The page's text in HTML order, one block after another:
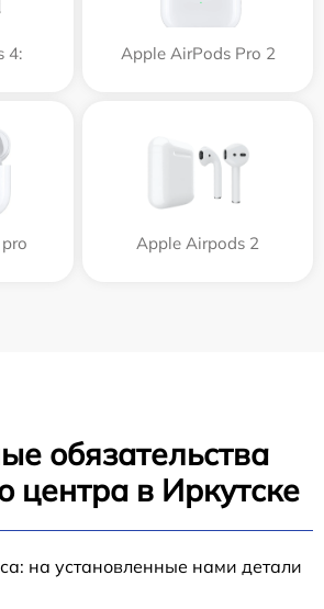
4: Apple AirPods Pro 2
Apple Airpods 2
обязательства
центра в Иркутске
на установленные нами детали